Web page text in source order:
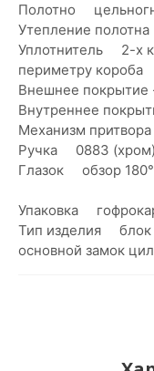
Полотно
Утепление
Уплотнитель 2-х
периметру короба
Внешнее покрытие
Внутреннее
Механизм
Ручка 0883 (хром)
Глазок обзор 180°
Упаковка
Тип изделия блок
основной замок